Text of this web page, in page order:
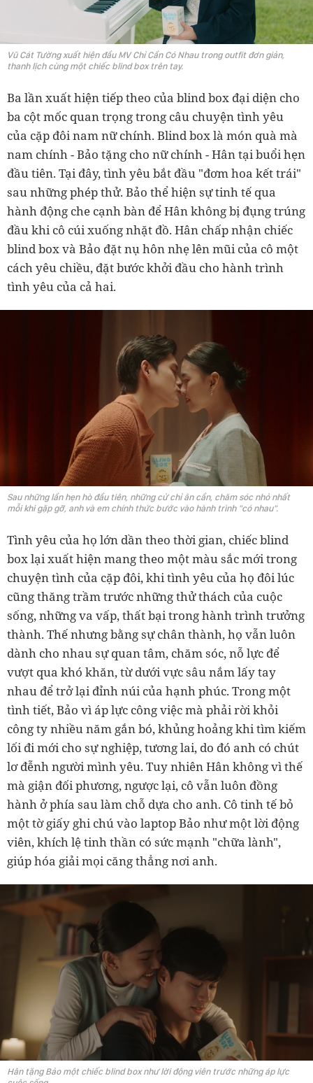
Vũ Cát Tường xuất hiện đầu MV Chỉ Cần Có Nhau trong outfit đơn giản,
thanh lịch cùng một chiếc blind box trên tay.
Ba lần xuất hiện tiếp theo của blind box đại diện cho
ba cột mốc quan trọng trong câu chuyện tình yêu
của cặp đôi nam nữ chính. Blind box là món quà mà
nam chính - Bảo tặng cho nữ chính - Hân tại buổi hẹn
đầu tiên. Tại đây, tình yêu bắt đầu "đơm hoa kết trái"
sau những phép thử. Bảo thể hiện sự tinh tế qua
hành động che cạnh bàn để Hân không bị đụng trúng
đầu khi cô cúi xuống nhặt đồ. Hân chấp nhận chiếc
blind box và Bảo đặt nụ hôn nhẹ lên mũi của cô một
cách yêu chiều, đặt bước khởi đầu cho hành trình
tình yêu của cả hai.
Sau những lần hẹn hò đầu tiên, những cử chỉ ân cần, chăm sóc nhỏ nhất
mỗi khi gặp gỡ, anh và em chính thức bước vào hành trình "có nhau".
Tình yêu của họ lớn dần theo thời gian, chiếc blind
box lại xuất hiện mang theo một màu sắc mới trong
chuyện tình của cặp đôi, khi tình yêu của họ đôi lúc
cũng thăng trầm trước những thử thách của cuộc
sống, những va vấp, thất bại trong hành trình trưởng
thành. Thế nhưng bằng sự chân thành, họ vẫn luôn
dành cho nhau sự quan tâm, chăm sóc, nỗ lực để
vượt qua khó khăn, từ dưới vực sâu nắm lấy tay
nhau để trở lại đỉnh núi của hạnh phúc. Trong một
tình tiết, Bảo vì áp lực công việc mà phải rời khỏi
công ty nhiều năm gắn bó, khủng hoảng khi tìm kiếm
lối đi mới cho sự nghiệp, tương lai, do đó anh có chút
lơ đễnh người mình yêu. Tuy nhiên Hân không vì thế
mà giận đối phương, ngược lại, cô vẫn luôn đồng
hành ở phía sau làm chỗ dựa cho anh. Cô tinh tế bỏ
một tờ giấy ghi chú vào laptop Bảo như một lời động
viên, khích lệ tinh thần có sức mạnh "chữa lành",
giúp hóa giải mọi căng thẳng nơi anh.
Hân tặng Bảo một chiếc blind box như lời động viên trước những áp lực